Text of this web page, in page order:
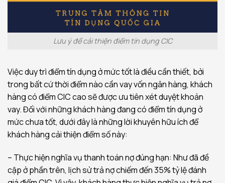
Lưu ý để cải thiện điểm tín dụng CIC
Việc duy trì điểm tín dụng ở mức tốt là điều cần thiết, bởi
trong bất cứ thời điểm nào cần vay vốn ngân hàng, khách
hàng có điểm CIC cao sẽ được ưu tiên xét duyệt khoản
vay. Đối với những khách hàng đang có điểm tín dụng ở
mức chưa tốt, dưới đây là những lời khuyên hữu ích để
khách hàng cải thiện điểm số này:
– Thực hiện nghĩa vụ thanh toán nợ đúng hạn: Như đã đề
cập ở phần trên, lịch sử trả nợ chiếm đến 35% tỷ lệ đánh